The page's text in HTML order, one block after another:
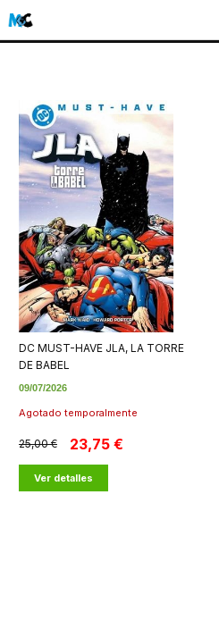
DC MUST-HAVE JLA, LA TORRE
DE BABEL
09/07/2026
Agotado temporalmente
25,00 € 23,75 €
Ver detalles